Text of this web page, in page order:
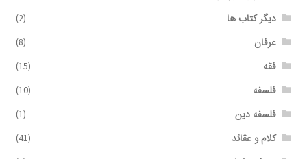
دیگر کتاب ها (2)
عرفان (8)
فقه (15)
فلسفه (10)
فلسفه دین (1)
کلام و عقائد (41)